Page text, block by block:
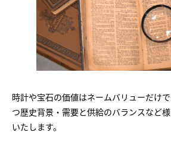
時計や宝石の価値はネームバリューだけ
つ歴史背景・需要と供給のバランスなど
いたします。